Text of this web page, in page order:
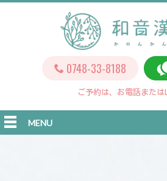
0748-33-8188
ご予約は、お電話または
MENU